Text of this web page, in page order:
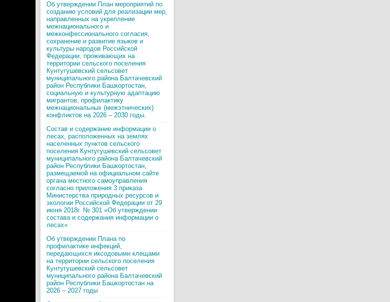
Об утверждении План мероприятий по
созданию условий для реализации мер,
направленных на укрепление
межнационального и
межконфессионального согласия,
сохранение и развитие языков и
культуры народов Российской
Федерации, проживающих на
территории сельского поселения
Кунтугушевский сельсовет
муниципального района Балтачевский
район Республики Башкортостан,
социальную и культурную адаптацию
мигрантов, профилактику
межнациональных (межэтнических)
конфликтов на 2026 – 2030 годы.
Состав и содержание информации о
лесах, расположенных на землях
населенных пунктов сельского
поселения Кунтугушевский сельсовет
муниципального района Балтачевский
район Республики Башкортостан,
размещаемой на официальном сайте
органа местного самоуправления
согласно приложения 3 приказа
Министерства природных ресурсов и
экологии Российской Федерации от 29
июня 2018г. № 301 «Об утверждении
состава и содержания информации о
лесах»
Об утверждении Плана по
профилактике инфекций,
передающихся иксодовыми клещами
на территории сельского поселения
Кунтугушевский сельсовет
муниципального района Балтачевский
район Республики Башкортостан на
2026 – 2027 годы